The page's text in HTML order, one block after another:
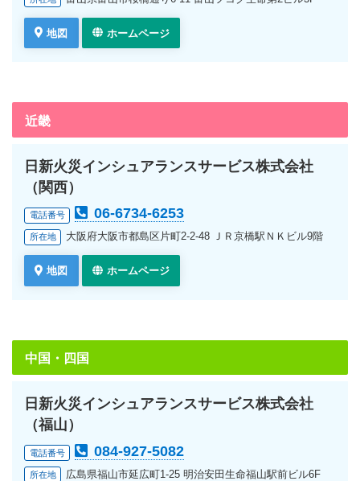
地図 ホームページ
近畿
日新火災インシュアランスサービス株式会社
（関西）
電話番号 06-6734-6253
所在地 大阪府大阪市都島区片町2-2-48 ＪＲ京橋駅ＮＫビル9階
地図 ホームページ
中国・四国
日新火災インシュアランスサービス株式会社
（福山）
電話番号 084-927-5082
所在地 広島県福山市延広町1-25 明治安田生命福山駅前ビル6F